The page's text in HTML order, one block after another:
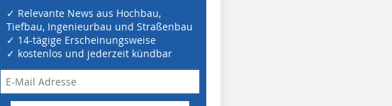
✓ Relevante News aus Hochbau,
Tiefbau, Ingenieurbau und Straßenbau
✓ 14-tägige Erscheinungsweise
✓ kostenlos und jederzeit kündbar